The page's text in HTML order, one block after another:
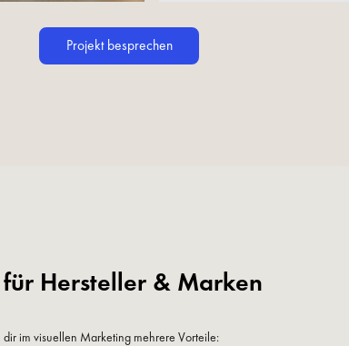
Projekt besprechen
Hersteller & Marken
im visuellen Marketing mehrere Vorteile: